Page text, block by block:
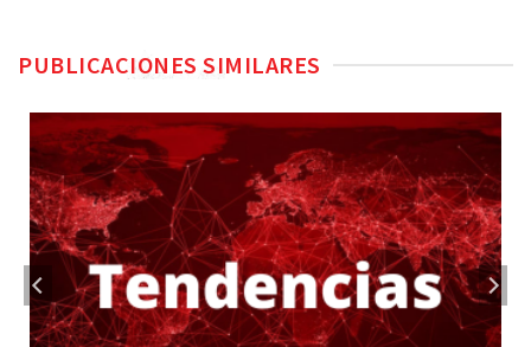
PUBLICACIONES SIMILARES